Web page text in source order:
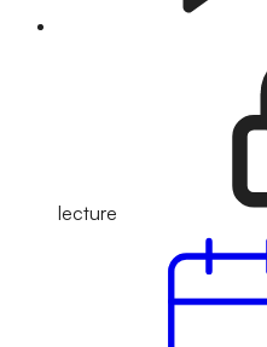
lecture